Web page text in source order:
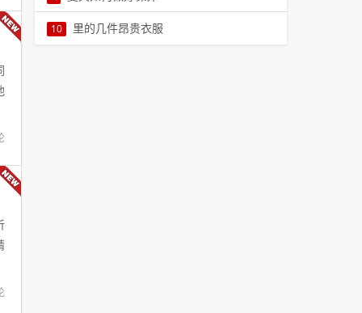
奇这款游戏之所以被称为经典自然是有其道理存
在的，当年的传奇盛况只8
夏季开始的一段时间保养的几点提议 进入夏季开
10 里的几件昂贵衣服